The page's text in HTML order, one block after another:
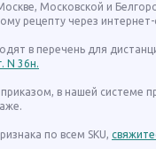
Московской и
рецепту через
в перечень для
N 36н.
в нашей системе
по всем SKU,